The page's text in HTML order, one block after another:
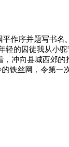
作序并题写书名
的囚徒我从小
冲向县城西郊
铁丝网，令第一